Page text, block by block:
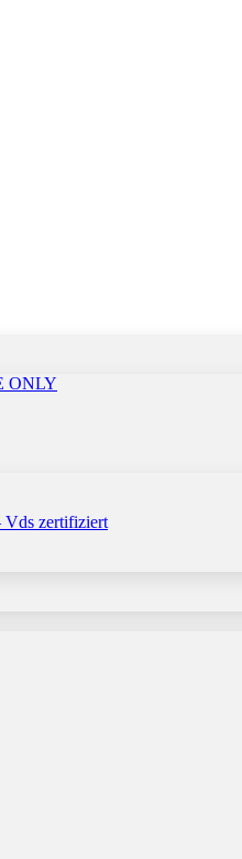
ONLY
Vds zertifiziert